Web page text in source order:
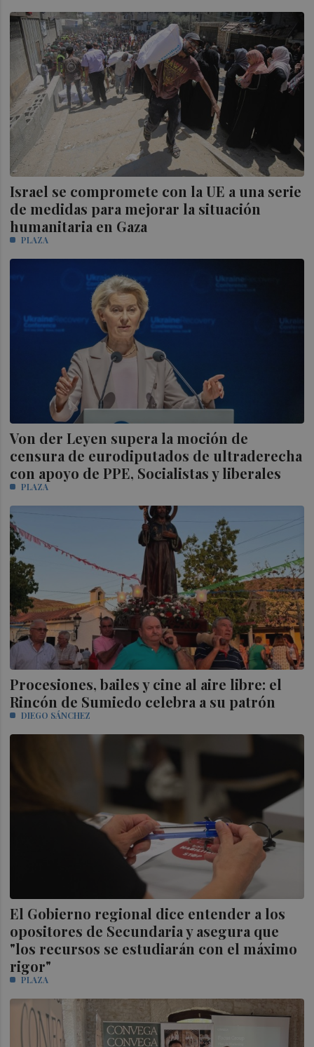
Israel se compromete con la UE a una serie
de medidas para mejorar la situación
humanitaria en Gaza
PLAZA
Von der Leyen supera la moción de
censura de eurodiputados de ultraderecha
con apoyo de PPE, Socialistas y liberales
PLAZA
Procesiones, bailes y cine al aire libre: el
Rincón de Sumiedo celebra a su patrón
DIEGO SÁNCHEZ
El Gobierno regional dice entender a los
opositores de Secundaria y asegura que
"los recursos se estudiarán con el máximo
rigor"
PLAZA